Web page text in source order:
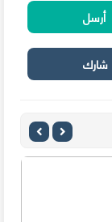
أرسل
شارك